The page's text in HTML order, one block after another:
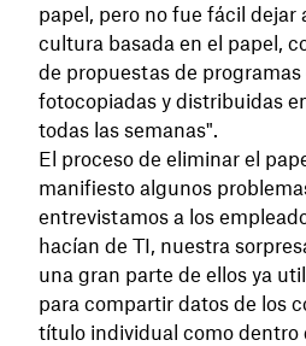
papel, pero no fue fácil
cultura basada en el papel,
de propuestas de programas
fotocopiadas y distribuidas
todas las semanas".
El proceso de eliminar el
manifiesto algunos
entrevistamos a los
hacían de TI, nuestra
una gran parte de ellos ya
para compartir datos de los
título individual como dentro